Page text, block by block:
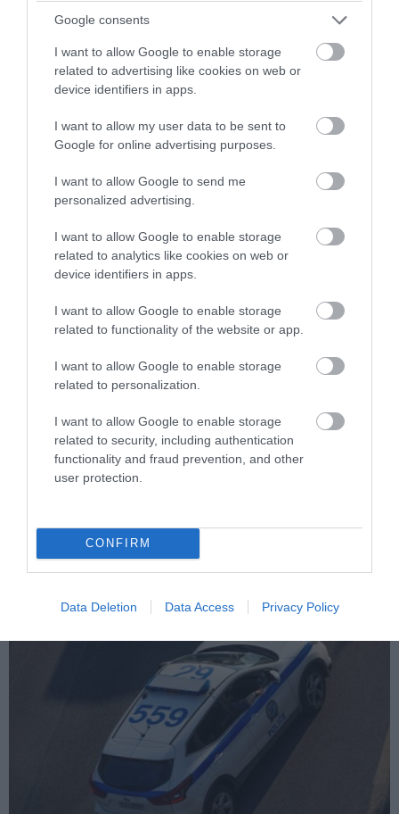
Google consents
I want to allow Google to enable storage
related to advertising like cookies on web or
device identifiers in apps.
I want to allow my user data to be sent to
Google for online advertising purposes.
I want to allow Google to send me
personalized advertising.
I want to allow Google to enable storage
related to analytics like cookies on web or
device identifiers in apps.
I want to allow Google to enable storage
related to functionality of the website or app.
I want to allow Google to enable storage
related to personalization.
I want to allow Google to enable storage
related to security, including authentication
functionality and fraud prevention, and other
user protection.
CONFIRM
Data Deletion Data Access Privacy Policy
PRONEWS.GR /ΚΟΙΝΩΝΙΑ
Τα μέτρα για κατοικίες, επιχειρήσεις και
αγρότες μετά τις φωτιές
ΚΟΙΝΩΝΙΑ
Κηφισού στο ύψος της γέφυρας
Καλυφτάκη